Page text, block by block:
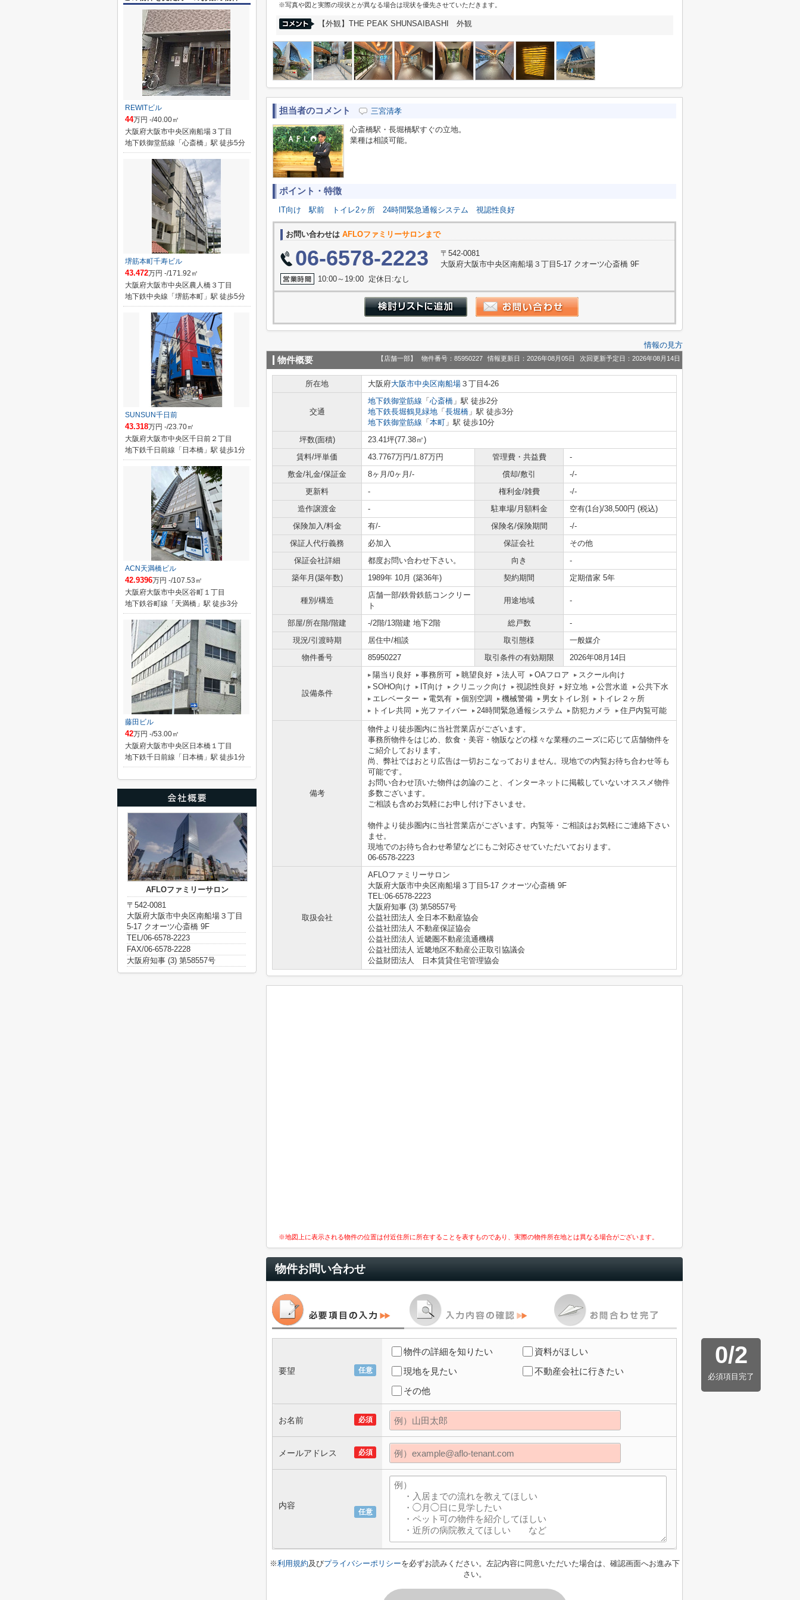
※写真や図と実際の現状とが異なる場合は現状を優先させていただきます。
【外観】THE PEAK SHUNSAIBASHI 外観
担当者のコメント 三宮清孝
心斎橋駅・長堀橋駅すぐの立地。
業種は相談可能。
ポイント・特徴
IT向け 駅前 トイレ2ヶ所 24時間緊急通報システム 視認性良好
お問い合わせは AFLOファミリーサロンまで
06-6578-2223
〒542-0081
大阪府大阪市中央区南船場３丁目5-17 クオーツ心斎橋 9F
10:00～19:00 定休日:なし
情報の見方
物件概要 【店舗一部】 物件番号：85950227 情報更新日：2026年08月05日 次回更新予定日：2026年08月14日
所在地 大阪府大阪市中央区南船場 ３丁目4-26
交通
地下鉄御堂筋線 「 心斎橋 」駅 徒歩2分
地下鉄長堀鶴見緑地 「 長堀橋 」駅 徒歩3分
地下鉄御堂筋線 「 本町 」駅 徒歩10分
坪数(面積)
23.41坪(77.38㎡)
賃料/坪単価
43.7767万円/1.87万円 管理費・共益費
-
敷金/礼金/保証金
8ヶ月/0ヶ月/- 償却/敷引
-/-
更新料
- 権利金/雑費
-/-
造作譲渡金
- 駐車場/月額料金
空有(1台)/38,500円 (税込)
保険加入/料金
有/- 保険名/保険期間
-/-
保証人代行義務
必加入 保証会社
その他
保証会社詳細
都度お問い合わせ下さい。 向き
-
築年月(築年数)
1989年 10月 (築36年) 契約期間 定期借家 5年
種別/構造
店舗一部/鉄骨鉄筋コンクリー
ト
用途地域 -
部屋/所在階/階建 -/2階/13階建 地下2階 総戸数
-
現況/引渡時期
居住中/相談 取引態様
一般媒介
物件番号
85950227 取引条件の有効期限 2026年08月14日
設備条件
陽当り良好 事務所可 眺望良好 法人可 OAフロア
スクール向け
SOHO向け
IT向け クリニック向け 視認性良好 好立地 公営水道
公共下水
エレベーター
電気有 個別空調 機械警備 男女トイレ別
トイレ２ヶ所
トイレ共同
光ファイバー 24時間緊急通報システム 防犯カメラ 住戸内覧可能
備考
物件より徒歩圏内に当社営業店がございます。
事務所物件をはじめ、飲食・美容・物販などの様々な業種のニーズに応じて店舗物件を
ご紹介しております。
尚、弊社ではおとり広告は一切おこなっておりません。現地での内覧お待ち合わせ等も
可能です。
お問い合わせ頂いた物件は勿論のこと、インターネットに掲載していないオススメ物件
多数ございます。
ご相談も含めお気軽にお申し付け下さいませ。
物件より徒歩圏内に当社営業店がございます。内覧等・ご相談はお気軽にご連絡下さい
ませ。
現地でのお待ち合わせ希望などにもご対応させていただいております。
06-6578-2223
取扱会社
AFLOファミリーサロン
大阪府大阪市中央区南船場３丁目5-17 クオーツ心斎橋 9F
TEL:06-6578-2223
大阪府知事 (3) 第58557号
公益社団法人 全日本不動産協会
公益社団法人 不動産保証協会
公益社団法人 近畿圏不動産流通機構
公益社団法人 近畿地区不動産公正取引協議会
公益財団法人 日本賃貸住宅管理協会
※地図上に表示される物件の位置は付近住所に所在することを表すものであり、実際の物件所在地とは異なる場合がございます。
物件お問い合わせ
0/2
必須項目完了
任意
要望
物件の詳細を知りたい
資料がほしい
現地を見たい
不動産会社に行きたい
その他
必須
お名前
必須
メールアドレス
任意
内容
※利用規約及びプライバシーポリシーを必ずお読みください。左記内容に同意いただいた場合は、確認画面へお進み下
さい。
REWITビル
44万円 -/40.00㎡
大阪府大阪市中央区南船場３丁目
地下鉄御堂筋線「心斎橋」駅 徒歩5分
堺筋本町千寿ビル
43.472万円 -/171.92㎡
大阪府大阪市中央区農人橋３丁目
地下鉄中央線「堺筋本町」駅 徒歩5分
SUNSUN千日前
43.318万円 -/23.70㎡
大阪府大阪市中央区千日前２丁目
地下鉄千日前線「日本橋」駅 徒歩1分
ACN天満橋ビル
42.9396万円 -/107.53㎡
大阪府大阪市中央区谷町１丁目
地下鉄谷町線「天満橋」駅 徒歩3分
藤田ビル
42万円 -/53.00㎡
大阪府大阪市中央区日本橋１丁目
地下鉄千日前線「日本橋」駅 徒歩1分
AFLOファミリーサロン
〒542-0081
大阪府大阪市中央区南船場３丁目
5-17 クオーツ心斎橋 9F
TEL/06-6578-2223
FAX/06-6578-2228
大阪府知事 (3) 第58557号